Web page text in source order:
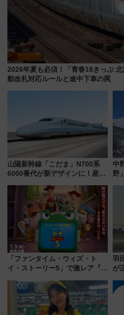
2026年夏も必須！「青春18きっぷ
動改札対応ルールと途中下車の罠
山陽新幹線「こだま」N700系
6000番代が新デザインに！産学
用は今冬から
中
野
「ファンタイム・ウィズ・ト
イ・ストーリー5」で激レア『ロ
デコレーションも徹底解説
羽
が
変